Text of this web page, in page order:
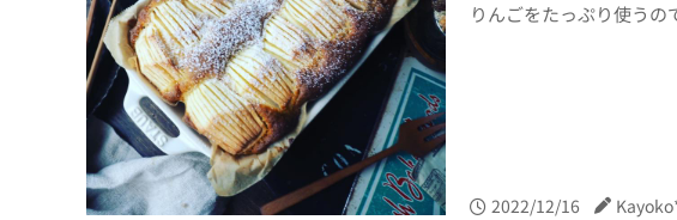
りんごをたっぷり使う
2022/12/16